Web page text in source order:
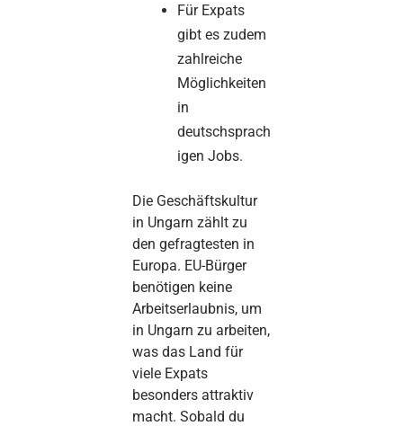
Für Expats
gibt es zudem
zahlreiche
Möglichkeiten
in
deutschsprach
igen Jobs.
Die Geschäftskultur
in Ungarn zählt zu
den gefragtesten in
Europa. EU-Bürger
benötigen keine
Arbeitserlaubnis, um
in Ungarn zu arbeiten,
was das Land für
viele Expats
besonders attraktiv
macht. Sobald du